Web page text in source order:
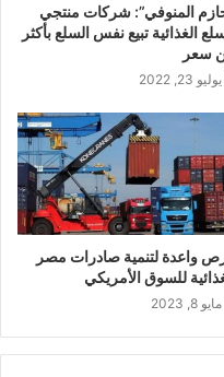
المنوفي”: شركات منتجي
الغذائية تبيع نفس السلع بأكثر
سعر
يوليو 23, 2022
واعدة لتنمية صادرات مصر
للسوق الأمريكي
مايو 8, 2023